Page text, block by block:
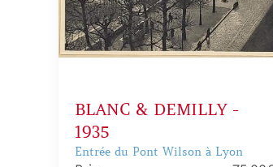
BLANC & DEMILLY -
1935
Entrée du Pont Wilson à Lyon